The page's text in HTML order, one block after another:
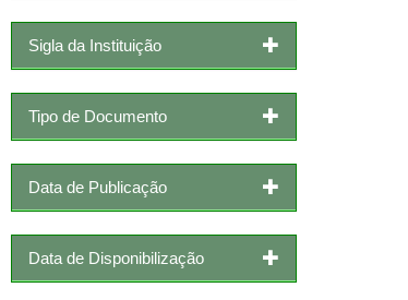
Sigla da Instituição
Tipo de Documento
Data de Publicação
Data de Disponibilização